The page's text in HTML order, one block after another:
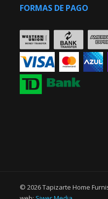
FORMAS DE PAGO
© 2026 Tapizarte Home